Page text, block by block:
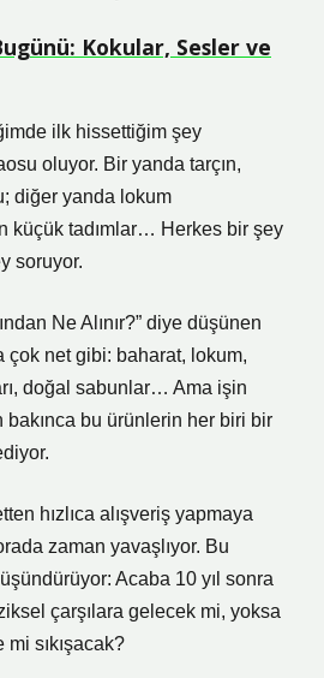
Bugünü: Kokular, Sesler ve
ilk hissettiğim şey
oluyor. Bir yanda tarçın,
diğer yanda lokum
küçük tadımlar… Herkes bir şey
soruyor.
Ne Alınır?” diye düşünen
çok net gibi: baharat, lokum,
doğal sabunlar… Ama işin
bu ürünlerin her biri bir
hızlıca alışveriş yapmaya
zaman yavaşlıyor. Bu
Acaba 10 yıl sonra
çarşılara gelecek mi, yoksa
sıkışacak?